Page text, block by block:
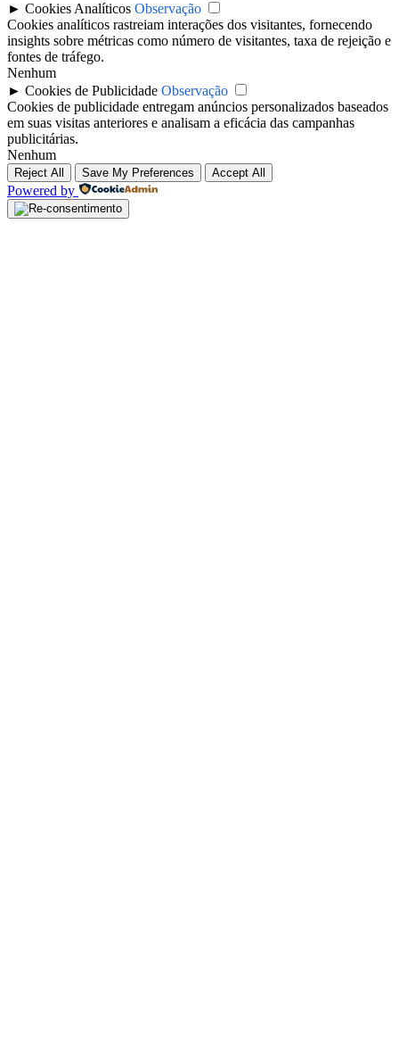
► Cookies Analíticos Observação
Cookies analíticos rastreiam interações dos visitantes, fornecendo
insights sobre métricas como número de visitantes, taxa de rejeição e
fontes de tráfego.
Nenhum
► Cookies de Publicidade Observação
Cookies de publicidade entregam anúncios personalizados baseados
em suas visitas anteriores e analisam a eficácia das campanhas
publicitárias.
Nenhum
Reject All Save My Preferences Accept All
Powered by